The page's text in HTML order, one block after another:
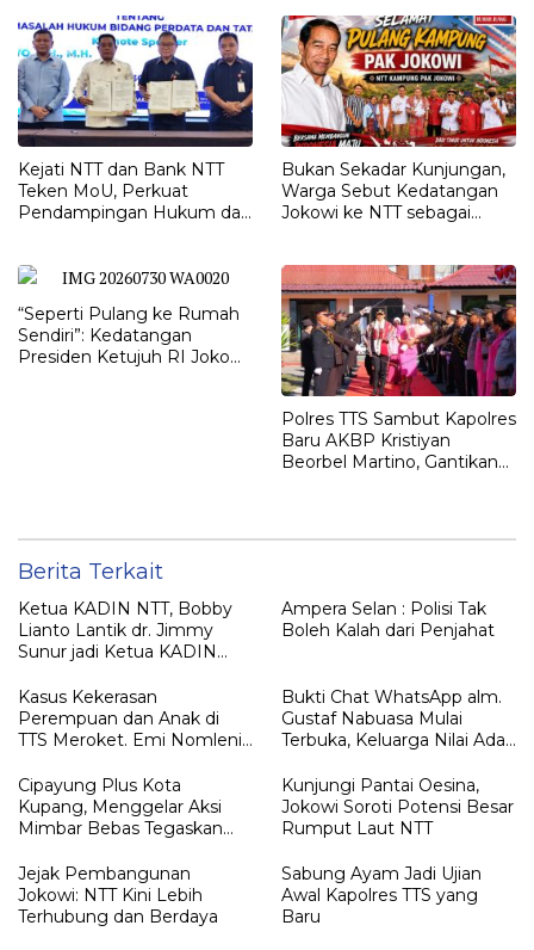
Kejati NTT dan Bank NTT
Teken MoU, Perkuat
Pendampingan Hukum dan
Bukan Sekadar Kunjungan,
Warga Sebut Kedatangan
Jokowi ke NTT sebagai
“Seperti Pulang ke Rumah
Sendiri”: Kedatangan
Presiden Ketujuh RI Joko
Polres TTS Sambut Kapolres
Baru AKBP Kristiyan
Beorbel Martino, Gantikan
Berita Terkait
Ketua KADIN NTT, Bobby
Lianto Lantik dr. Jimmy
Sunur jadi Ketua KADIN
Ampera Selan : Polisi Tak
Boleh Kalah dari Penjahat
Kasus Kekerasan
Perempuan dan Anak di
TTS Meroket. Emi Nomleni :
Paling Aman
Bukti Chat WhatsApp alm.
Gustaf Nabuasa Mulai
Terbuka, Keluarga Nilai Ada
Belum Didalami Penyidik
Cipayung Plus Kota
Kupang, Menggelar Aksi
Mimbar Bebas Tegaskan
Gelar “RAJA TIMOR”
Kepada JOKO WIDODO
Kunjungi Pantai Oesina,
Jokowi Soroti Potensi Besar
Rumput Laut NTT
Jejak Pembangunan
Jokowi: NTT Kini Lebih
Terhubung dan Berdaya
Sabung Ayam Jadi Ujian
Awal Kapolres TTS yang
Baru